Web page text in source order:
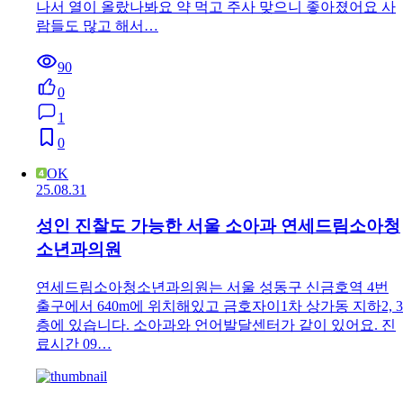
나서 열이 올랐나봐요 약 먹고 주사 맞으니 좋아졌어요 사
람들도 많고 해서…
90
0
1
0
OK
25.08.31
성인 진찰도 가능한 서울 소아과 연세드림소아청
소년과의원
연세드림소아청소년과의원는 서울 성동구 신금호역 4번
출구에서 640m에 위치해있고 금호자이1차 상가동 지하2, 3
층에 있습니다. 소아과와 언어발달센터가 같이 있어요. 진
료시간 09…